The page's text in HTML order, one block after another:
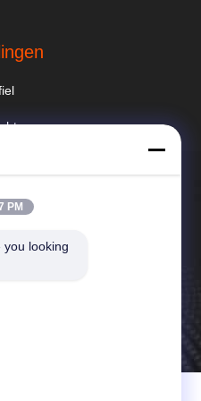
PM
you looking